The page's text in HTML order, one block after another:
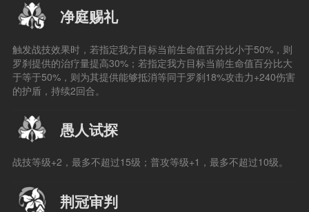
净庭赐礼
触发战技效果时，若指定我方目标当前生命值百分比小于50%，则
罗刹提供的治疗量提高30%；若指定我方目标当前生命值百分比大
于等于50%，则为其提供能够抵消等同于罗刹18%攻击力+240伤害
的护盾，持续2回合。
愚人试探
战技等级+2，最多不超过15级；普攻等级+1，最多不超过10级。
荆冠审判